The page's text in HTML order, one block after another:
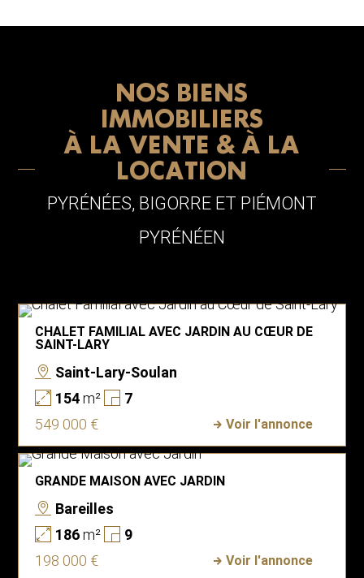
NOS BIENS
IMMOBILIERS
À LA VENTE & À LA
LOCATION
PYRÉNÉES, BIGORRE ET PIÉMONT
PYRÉNÉEN
CHALET FAMILIAL AVEC JARDIN AU CŒUR DE
SAINT-LARY
Saint-Lary-Soulan
154m²
7
549 000 €
Voir l'annonce
GRANDE MAISON AVEC JARDIN
Bareilles
186m²
9
198 000 €
Voir l'annonce